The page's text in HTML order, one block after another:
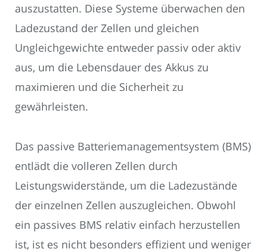
auszustatten. Diese Systeme überwachen den
Ladezustand der Zellen und gleichen
Ungleichgewichte entweder passiv oder aktiv
aus, um die Lebensdauer des Akkus zu
maximieren und die Sicherheit zu
gewährleisten.
Das passive Batteriemanagementsystem (BMS)
entlädt die volleren Zellen durch
Leistungswiderstände, um die Ladezustände
der einzelnen Zellen auszugleichen. Obwohl
ein passives BMS relativ einfach herzustellen
ist, ist es nicht besonders effizient und weniger